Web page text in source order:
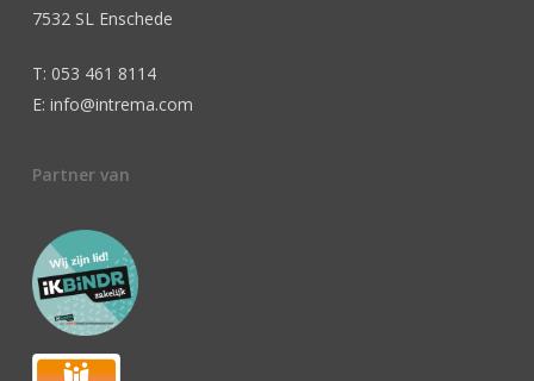
7532 SL Enschede
T: 053 461 8114
E: info@intrema.com
Partner van